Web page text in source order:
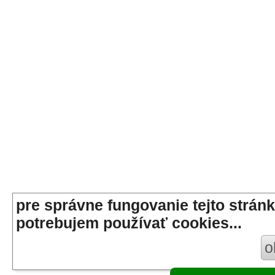
pre správne fungovanie tejto
potrebujem používať cookies...